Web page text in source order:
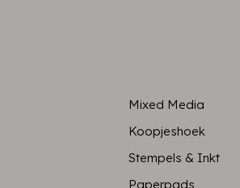
Mixed Media
Koopjeshoek
Stempels & Inkt
Paperpads